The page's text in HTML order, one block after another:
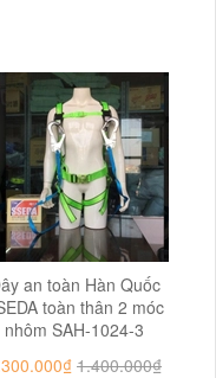
an toàn Hàn Quốc
toàn thân 2 móc
nhôm SAH-1024-3
1.400.000₫